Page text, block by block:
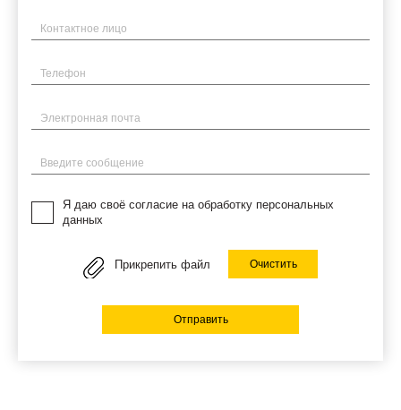
Имя
Телефон
Электронная почта
Введите сообщение
Я даю своё согласие на обработку персональных
данных
Прикрепить файл Очистить
Отправить